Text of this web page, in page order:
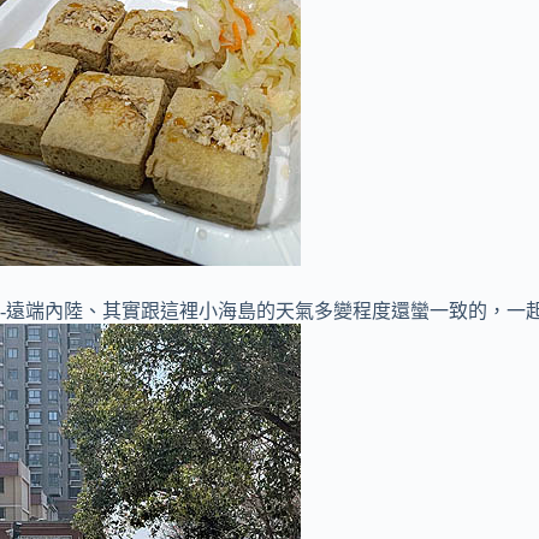
-遠端內陸、其實跟這裡小海島的天氣多變程度還蠻一致的，一